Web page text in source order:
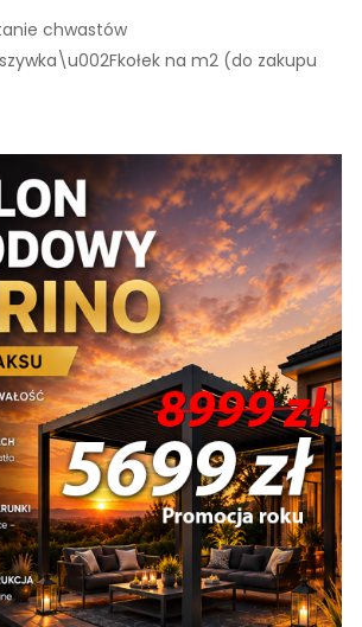
chwastów
na m2 (do zakupu